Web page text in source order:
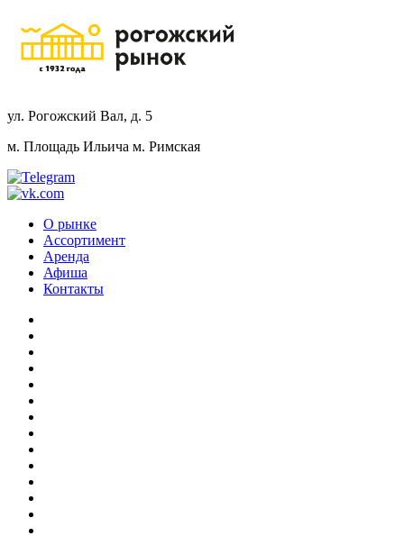
ул. Рогожский Вал, д. 5
м. Площадь Ильича м. Римская
О рынке
Ассортимент
Аренда
Афиша
Контакты